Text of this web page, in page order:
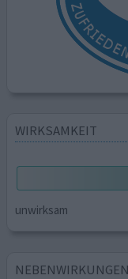
WIRKSAMKEIT
unwirksam
NEBENWIRKUNGEN